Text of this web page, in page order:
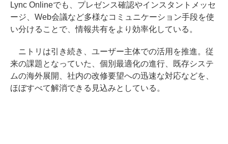
Lync Onlineでも、プレゼンス確認やインスタントメッセ
ージ、Web会議など多様なコミュニケーション手段を使
い分けることで、情報共有をより効率化している。
ニトリは引き続き、ユーザー主体での活用を推進。従
来の課題となっていた、個別最適化の進行、既存システ
ムの海外展開、社内の改修要望への迅速な対応などを、
ほぼすべて解消できる見込みとしている。